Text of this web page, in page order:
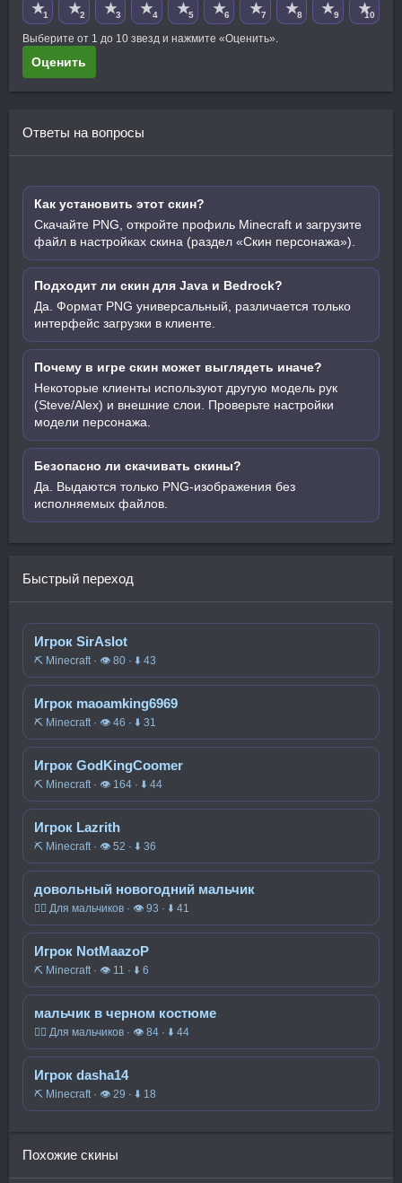
★1 ★2 ★3 ★4 ★5 ★6 ★7 ★8 ★9 ★10
Выберите от 1 до 10 звезд и нажмите «Оценить».
Оценить
Ответы на вопросы
Как установить этот скин?
Скачайте PNG, откройте профиль Minecraft и загрузите
файл в настройках скина (раздел «Скин персонажа»).
Подходит ли скин для Java и Bedrock?
Да. Формат PNG универсальный, различается только
интерфейс загрузки в клиенте.
Почему в игре скин может выглядеть иначе?
Некоторые клиенты используют другую модель рук
(Steve/Alex) и внешние слои. Проверьте настройки
модели персонажа.
Безопасно ли скачивать скины?
Да. Выдаются только PNG-изображения без
исполняемых файлов.
Быстрый переход
Игрок SirAslot
⛏️ Minecraft · 👁 80 · ⬇ 43
Игрок maoamking6969
⛏️ Minecraft · 👁 46 · ⬇ 31
Игрок GodKingCoomer
⛏️ Minecraft · 👁 164 · ⬇ 44
Игрок Lazrith
⛏️ Minecraft · 👁 52 · ⬇ 36
довольный новогодний мальчик
🧍‍♂️ Для мальчиков · 👁 93 · ⬇ 41
Игрок NotMaazoP
⛏️ Minecraft · 👁 11 · ⬇ 6
мальчик в черном костюме
🧍‍♂️ Для мальчиков · 👁 84 · ⬇ 44
Игрок dasha14
⛏️ Minecraft · 👁 29 · ⬇ 18
Похожие скины